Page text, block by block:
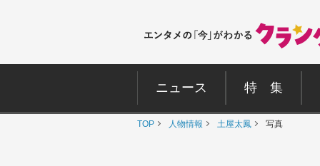
ニュース 特 集
TOP 人物情報 土屋太鳳 写真